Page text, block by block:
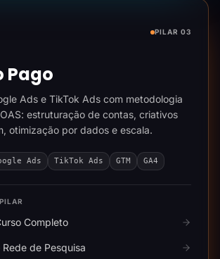
PILAR 03
Pago
Ads e TikTok Ads com metodologia
estruturação de contas, criativos
otimização por dados e escala.
Ads TikTok Ads GTM GA4
Completo
de Pesquisa